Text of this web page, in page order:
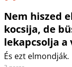
Nem hiszed
kocsija, de
lekapcsolja
És ezt elmondják.